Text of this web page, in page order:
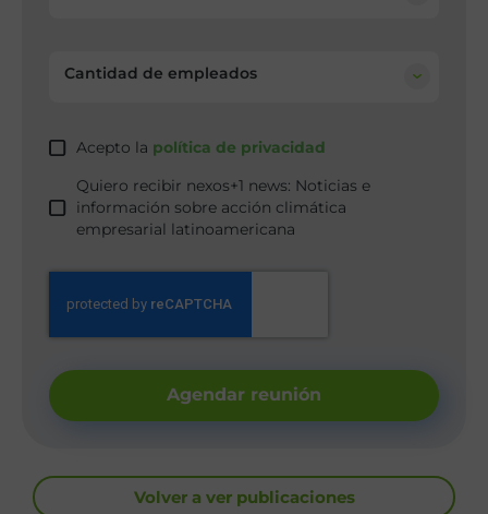
Cantidad de empleados
Acepto la política de privacidad
Quiero recibir nexos+1 news: Noticias e
información sobre acción climática
empresarial latinoamericana
Agendar reunión
Volver a ver publicaciones